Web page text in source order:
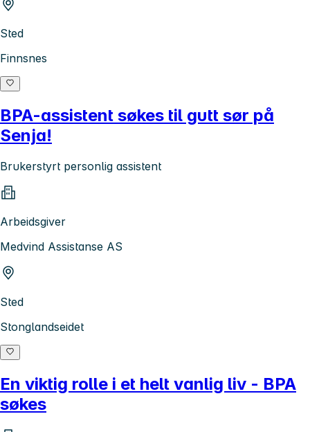
Sted
Finnsnes
BPA-assistent søkes til gutt sør på
Senja!
Brukerstyrt personlig assistent
Arbeidsgiver
Medvind Assistanse AS
Sted
Stonglandseidet
En viktig rolle i et helt vanlig liv - BPA
søkes